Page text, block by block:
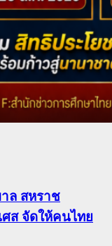
ล สหราช
ส จัดให้คนไทย